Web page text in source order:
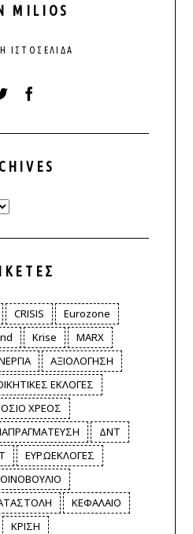
MILIOS
ΙΣΤΟΣΕΛΊΔΑ
CRISIS
Eurozone
Krise
MARX
ΑΞΙΟΛΟΓΗΣΗ
ΕΚΛΟΓΕΣ
ΧΡΕΟΣ
ΔΝΤ
ΕΥΡΩΕΚΛΟΓΕΣ
ΚΕΦΑΛΑΙΟ
ΚΡΙΣΗ